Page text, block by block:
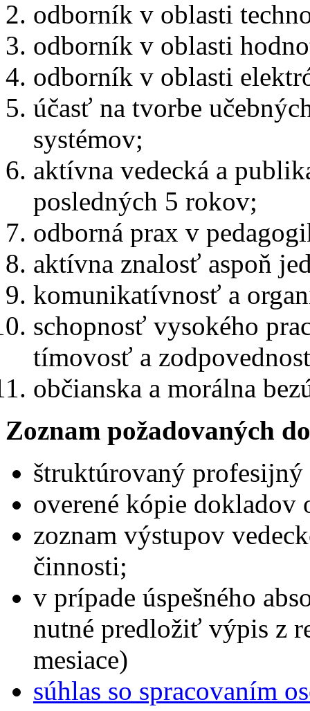
odborník v oblasti
odborník v oblasti
odborník v oblasti
účasť na tvorbe
systémov;
aktívna vedecká a
posledných 5 rokov;
odborná prax v
aktívna znalosť aspoň
komunikatívnosť a
schopnosť vysokého
tímovosť a
občianska a morálna
Zoznam požadovaných
štruktúrovaný
overené kópie dokladov
zoznam výstupov
činnosti;
v prípade úspešného
nutné predložiť výpis z
mesiace)
súhlas so spracovaním